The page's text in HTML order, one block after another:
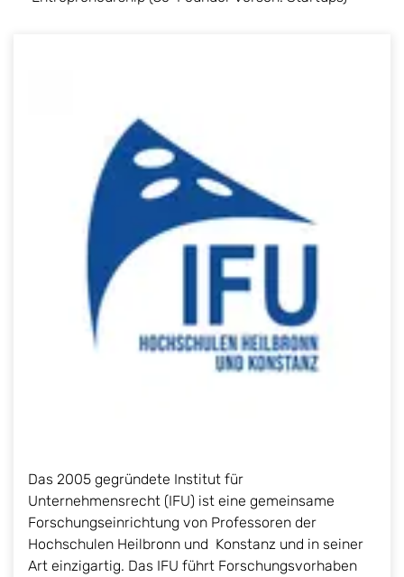
Das 2005 gegründete Institut für
Unternehmensrecht (IFU) ist eine gemeinsame
Forschungseinrichtung von Professoren der
Hochschulen Heilbronn und Konstanz und in seiner
Art einzigartig. Das IFU führt Forschungsvorhaben